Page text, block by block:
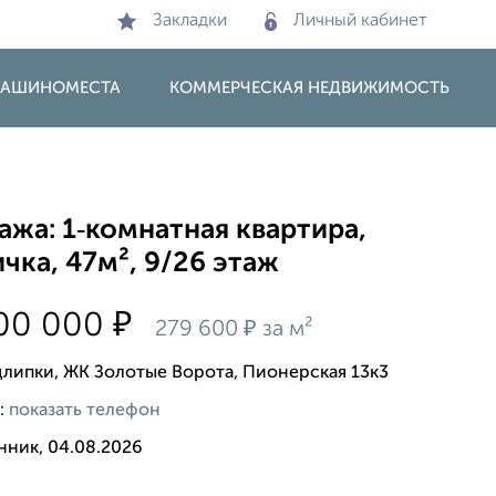
Закладки Личный кабинет
КОММЕРЧЕСКАЯ НЕДВИЖИМОСТЬ
1‑комнатная квартира,
47м², 9/26 этаж
000₽ 279 600₽ за м²
ЖК Золотые Ворота, Пионерская 13к3
показать телефон
04.08.2026